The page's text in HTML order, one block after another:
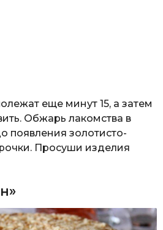
еще минут 15, а затем
Обжарь лакомства в
появления золотисто-
Просуши изделия